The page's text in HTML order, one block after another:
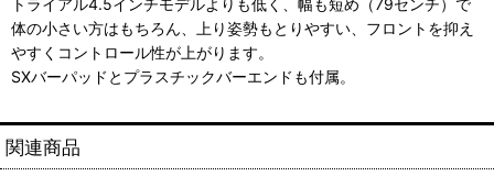
トライアル4.5インチモデルよりも低く、幅も短め（79センチ）で
体の小さい方はもちろん、上り姿勢もとりやすい、フロントを抑え
やすくコントロール性が上がります。
SXバーパッドとプラスチックバーエンドも付属。
関連商品